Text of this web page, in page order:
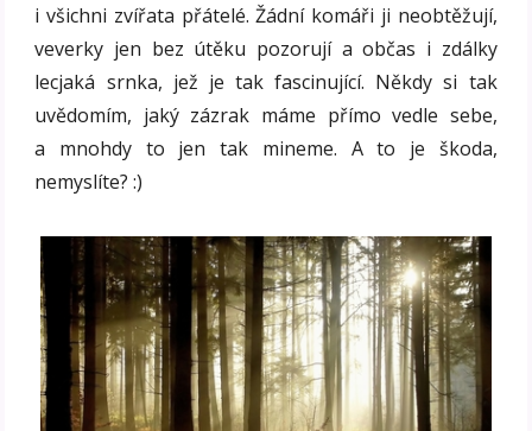
i všichni zvířata přátelé. Žádní komáři ji neobtěžují,
veverky jen bez útěku pozorují a občas i zdálky
lecjaká srnka, jež je tak fascinující. Někdy si tak
uvědomím, jaký zázrak máme přímo vedle sebe,
a mnohdy to jen tak mineme. A to je škoda,
nemyslíte? :)